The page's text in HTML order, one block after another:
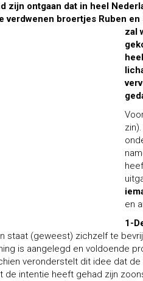
zijn ontgaan dat in heel
verdwenen broertjes Ruben
zal
en
1-
staat (geweest) zichzelf te
is aangelegd en voldoende
veronderstelt dit idee dat
de intentie heeft gehad zijn